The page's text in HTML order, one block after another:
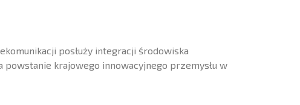
posłuży integracji środowiska
powstanie krajowego innowacyjnego przemysłu w